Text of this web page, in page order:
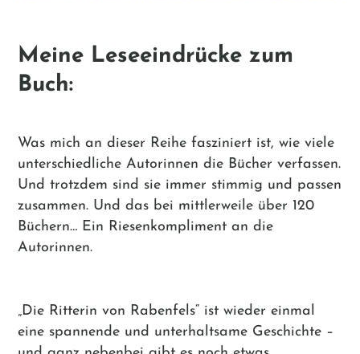
Meine Leseeindrücke zum
Buch:
Was mich an dieser Reihe fasziniert ist, wie viele
unterschiedliche Autorinnen die Bücher verfassen.
Und trotzdem sind sie immer stimmig und passen
zusammen. Und das bei mittlerweile über 120
Büchern… Ein Riesenkompliment an die
Autorinnen.
„Die Ritterin von Rabenfels“ ist wieder einmal
eine spannende und unterhaltsame Geschichte –